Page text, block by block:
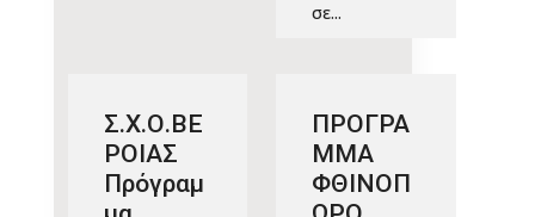
σε...
Σ.Χ.Ο.ΒΕ
ΡΟΙΑΣ
Πρόγραμ
ΠΡΟΓΡΑ
ΜΜΑ
ΦΘΙΝΟΠ